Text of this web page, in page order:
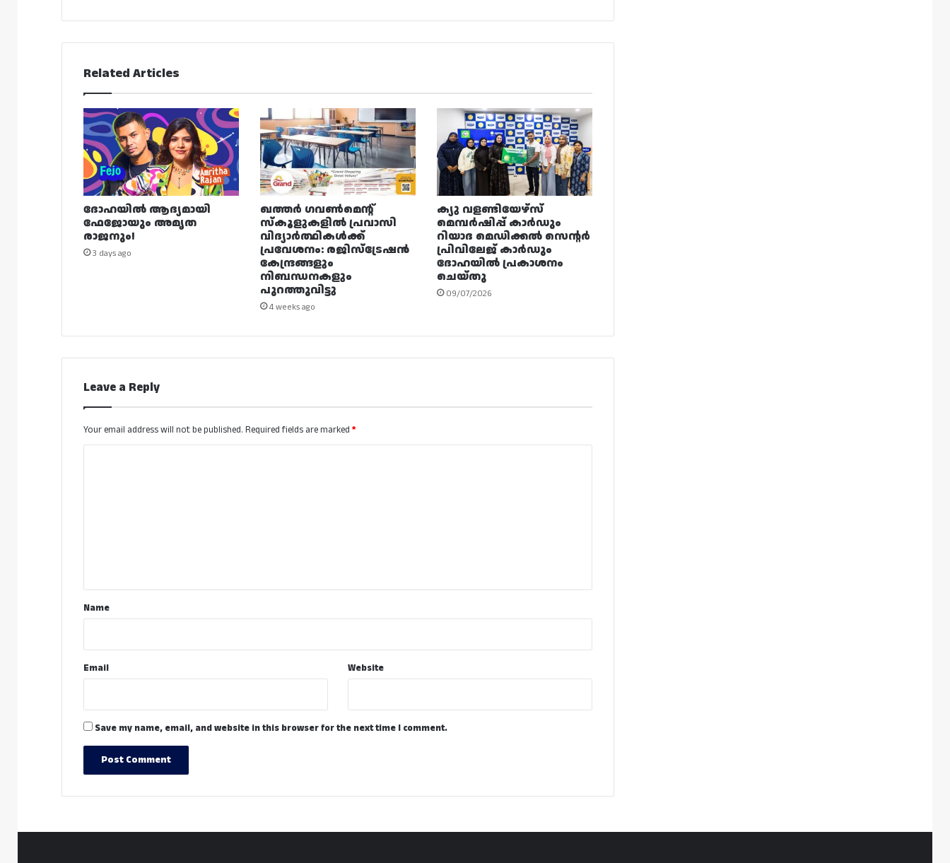
Related Articles
ദോഹയിൽ ആദ്യമായി
ഫേജോയും അമൃത
രാജനും!
3 days ago
ഖത്തർ ഗവൺമെന്റ്
സ്കൂളുകളിൽ പ്രവാസി
വിദ്യാർത്ഥികൾക്ക്
പ്രവേശനം: രജിസ്ട്രേഷൻ
കേന്ദ്രങ്ങളും
നിബന്ധനകളും
പുറത്തുവിട്ടു
4 weeks ago
ക്യു വളണ്ടിയേഴ്‌സ്
മെമ്പർഷിപ്പ് കാർഡും
റിയാദ മെഡിക്കൽ സെന്റർ
പ്രിവിലേജ് കാർഡും
ദോഹയിൽ പ്രകാശനം
ചെയ്തു
09/07/2026
Leave a Reply
Your email address will not be published. Required fields are marked *
*Name
Email Website
Save my name, email, and website in this browser for the next time I comment.